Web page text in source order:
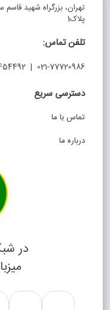
تهران، بزرگراه شهید
پلاک1
تلفن تماس:
021-77720986 | 021-22454492
دسترسی سریع
تماس با ما
درباره ما
در